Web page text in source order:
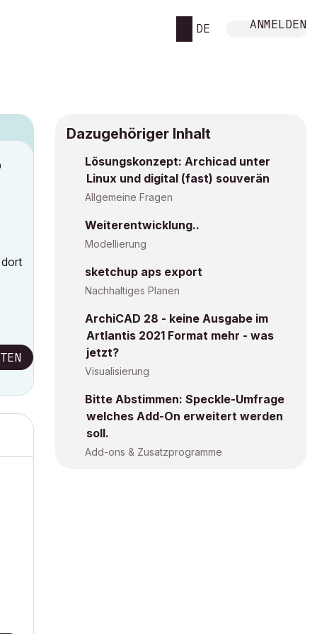
DE ANMELDEN
Dazugehöriger Inhalt
Lösungskonzept: Archicad unter
Linux und digital (fast) souverän
Allgemeine Fragen
Weiterentwicklung..
Modellierung
sketchup aps export
Nachhaltiges Planen
ArchiCAD 28 - keine Ausgabe im
Artlantis 2021 Format mehr - was
jetzt?
Visualisierung
Bitte Abstimmen: Speckle-Umfrage
welches Add-On erweitert werden
soll.
Add-ons & Zusatzprogramme